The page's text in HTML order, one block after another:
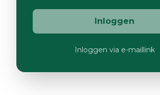
Inloggen
Inloggen via e-maillink